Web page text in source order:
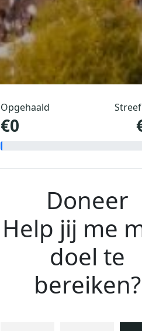
Opgehaald
€0
Doneer
Help jij me
doel te
bereiken?